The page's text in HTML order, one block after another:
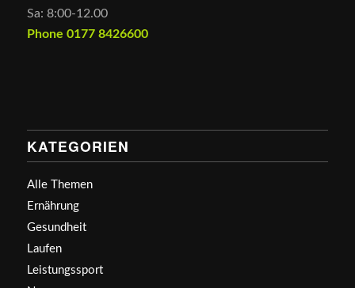
Sa: 8:00-12.00
Phone 0177 8426600
KATEGORIEN
Alle Themen
Ernährung
Gesundheit
Laufen
Leistungssport